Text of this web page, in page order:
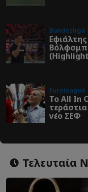
Bundesliga
Euroleague
Το All In
νέο ΣΕΦ
Τελευταία